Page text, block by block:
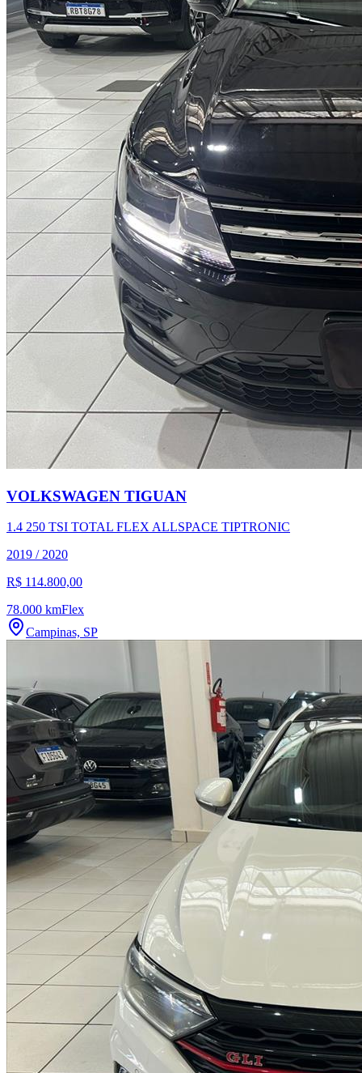
VOLKSWAGEN TIGUAN
1.4 250 TSI TOTAL FLEX ALLSPACE TIPTRONIC
2019 / 2020
R$ 114.800,00
78.000 kmFlex
Campinas, SP